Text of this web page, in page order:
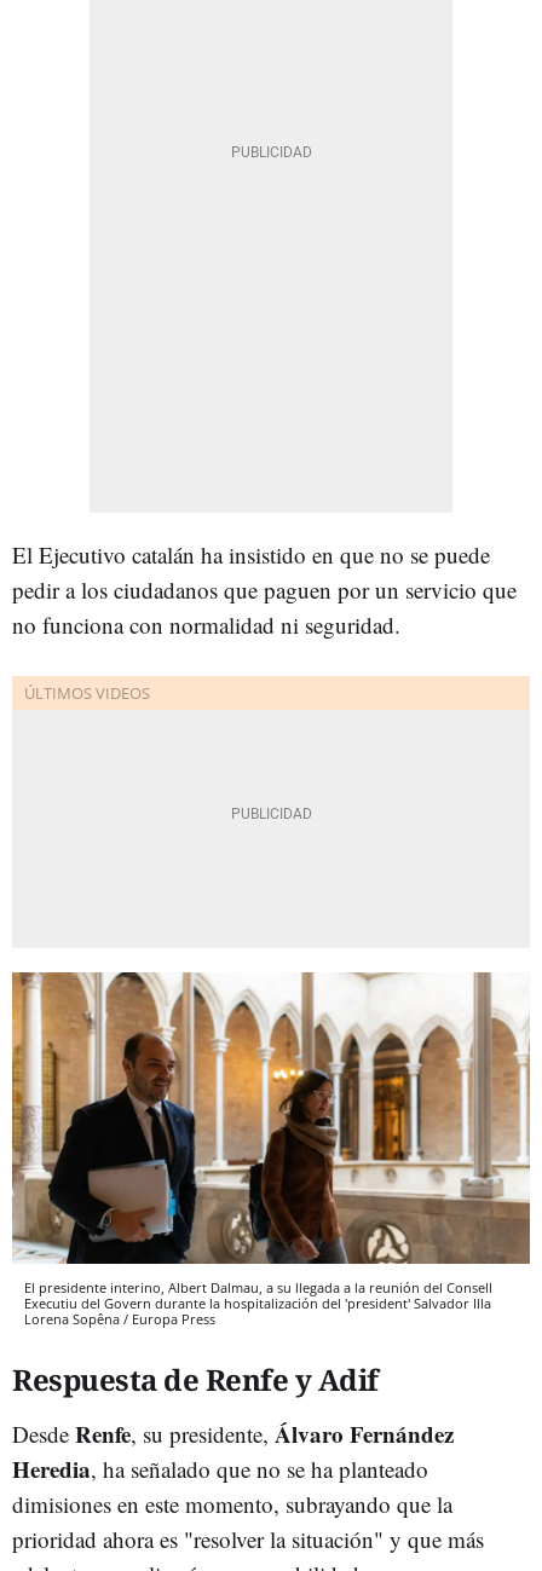
El Ejecutivo catalán ha insistido en que no se puede
pedir a los ciudadanos que paguen por un servicio que
no funciona con normalidad ni seguridad.
El presidente interino, Albert Dalmau, a su llegada a la reunión del Consell
Executiu del Govern durante la hospitalización del 'president' Salvador Illa
Lorena Sopêna / Europa Press
Respuesta de Renfe y Adif
Desde Renfe, su presidente, Álvaro Fernández
Heredia, ha señalado que no se ha planteado
dimisiones en este momento, subrayando que la
prioridad ahora es "resolver la situación" y que más